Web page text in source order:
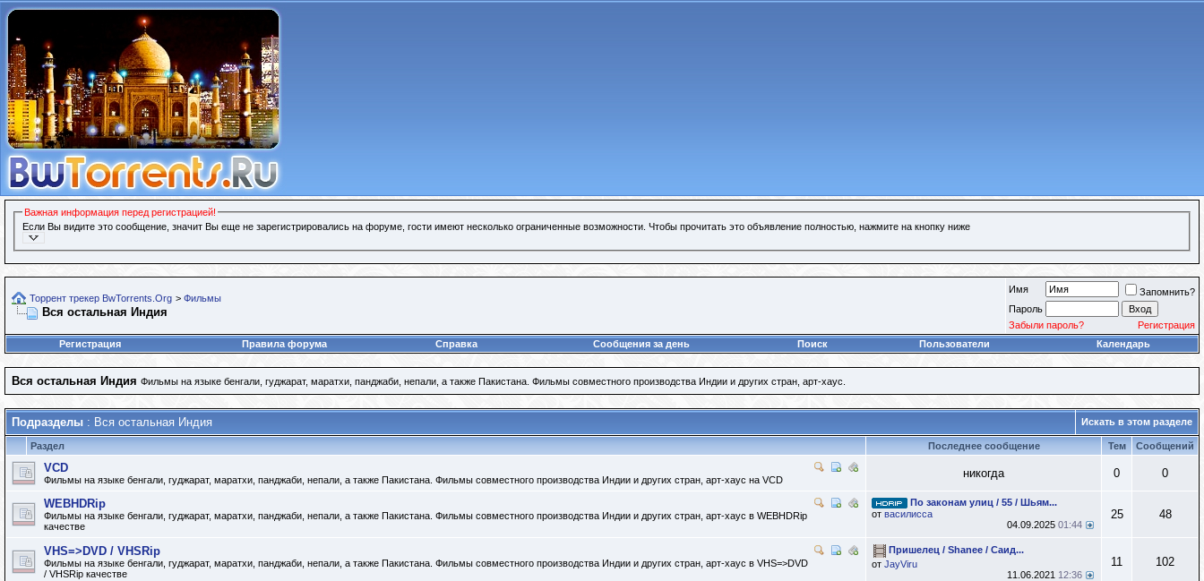
Важная информация перед регистрацией!
Если Вы видите это сообщение, значит Вы еще не зарегистрировались на форуме, гости имеют несколько ограниченные возможности. Чтобы прочитать это объявление полностью, нажмите на кнопку ниже
Торрент трекер BwTorrents.Org > Фильмы
Вся остальная Индия
Имя
Запомнить?
Пароль
Забыли пароль?
Регистрация
Регистрация
Правила форума Справка Сообщения за день Поиск Пользователи Календарь
Вся остальная Индия Фильмы на языке бенгали, гуджарат, маратхи, панджаби, непали, а также Пакистана. Фильмы совместного производства Индии и других стран, арт-хаус.
Подразделы : Вся остальная Индия Искать в этом разделе
Раздел Последнее сообщение Тем Сообщений
VCD
Фильмы на языке бенгали, гуджарат, маратхи, панджаби, непали, а также Пакистана. Фильмы совместного производства Индии и других стран, арт-хаус на VCD никогда 0 0
WEBHDRip
Фильмы на языке бенгали, гуджарат, маратхи, панджаби, непали, а также Пакистана. Фильмы совместного производства Индии и других стран, арт-хаус в WEBHDRip
качестве
По законам улиц / 55 / Шьям...
от василисса
04.09.2025 01:44
25 48
VHS=>DVD / VHSRip
Фильмы на языке бенгали, гуджарат, маратхи, панджаби, непали, а также Пакистана. Фильмы совместного производства Индии и других стран, арт-хаус в VHS=>DVD
/ VHSRip качестве
Пришелец / Shanee / Саид...
от JayViru
11.06.2021 12:36
11 102